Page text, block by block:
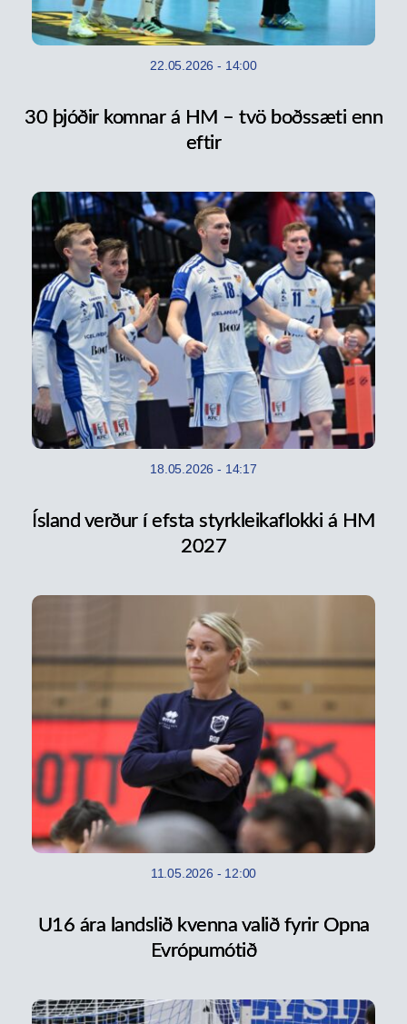
22.05.2026 - 14:00
30 þjóðir komnar á HM – tvö boðssæti enn
eftir
18.05.2026 - 14:17
Ísland verður í efsta styrkleikaflokki á HM
2027
11.05.2026 - 12:00
U16 ára landslið kvenna valið fyrir Opna
Evrópumótið